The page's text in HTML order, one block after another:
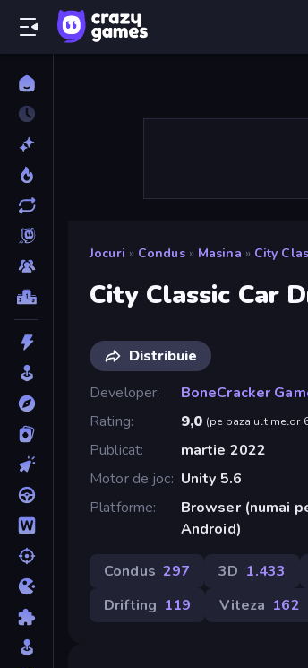
Jocuri » Condus » Masina » City
City Classic Car
Distribuie
Developer
BoneCracker
Rating
9,0 (pe baza ultimelor
Publicat
martie 2022
Motor de joc Unity 5.6
Platforme
Browser (numai
Android)
Condus 297 3D 1.433
Drifting 119 Viteza 162